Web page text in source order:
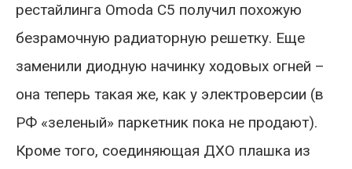
рестайлинга Omoda C5 получил похожую
безрамочную радиаторную решетку. Еще
заменили диодную начинку ходовых огней –
она теперь такая же, как у электроверсии (в
РФ «зеленый» паркетник пока не продают).
Кроме того, соединяющая ДХО плашка из